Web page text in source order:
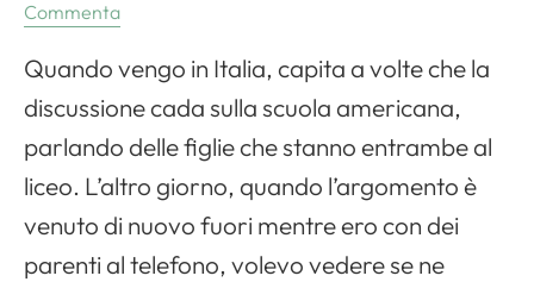
Commenta
Quando vengo in Italia, capita a volte che la
discussione cada sulla scuola americana,
parlando delle figlie che stanno entrambe al
liceo. L’altro giorno, quando l’argomento è
venuto di nuovo fuori mentre ero con dei
parenti al telefono, volevo vedere se ne
Apri il menu di navigazione